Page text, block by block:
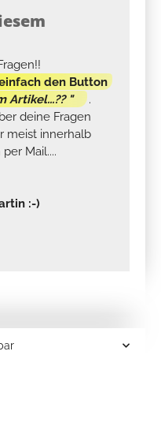
den Button
Artikel...?? "
.
deine Fragen
meist innerhalb
Mail....
:-)